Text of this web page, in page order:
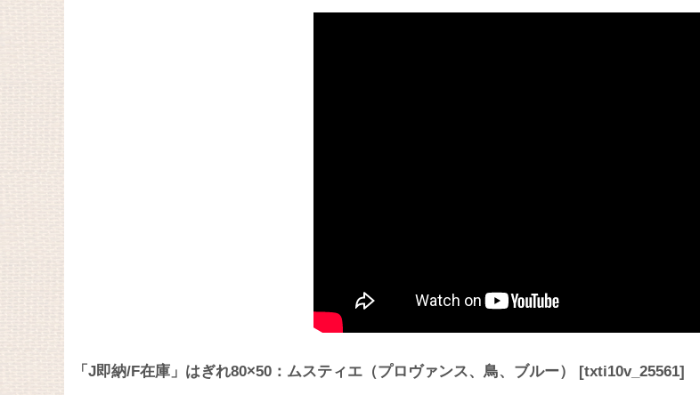
「J即納/F在庫」はぎれ80×50：ムスティエ（プロヴァンス、鳥、ブルー） [txti10v_25561]